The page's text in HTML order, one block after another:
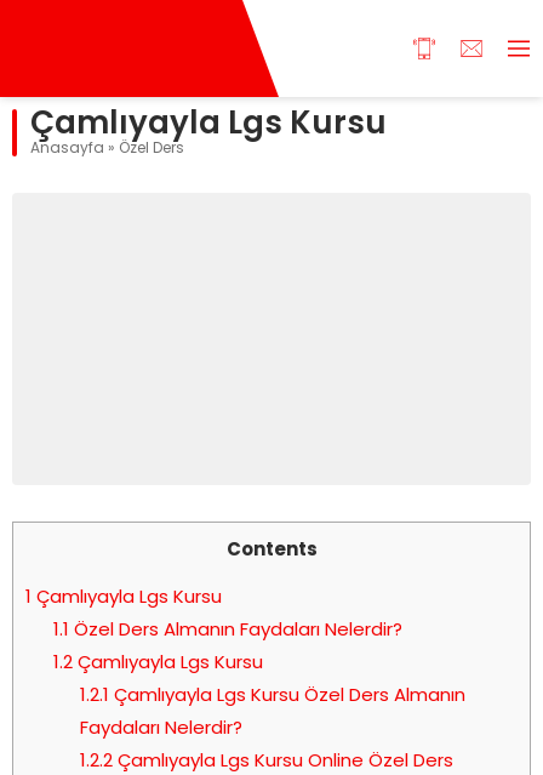
Çamlıyayla Lgs Kursu
Anasayfa » Özel Ders
Contents
1 Çamlıyayla Lgs Kursu
1.1 Özel Ders Almanın Faydaları Nelerdir?
1.2Çamlıyayla Lgs Kursu
1.2.1 Çamlıyayla Lgs Kursu Özel Ders Almanın
Faydaları Nelerdir?
1.2.2 Çamlıyayla Lgs Kursu Online Özel Ders